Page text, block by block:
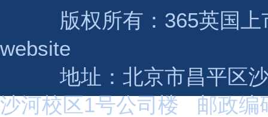
版权所有：365英国上
website
地址：北京市昌平区沙
沙河校区1号公司楼 邮政